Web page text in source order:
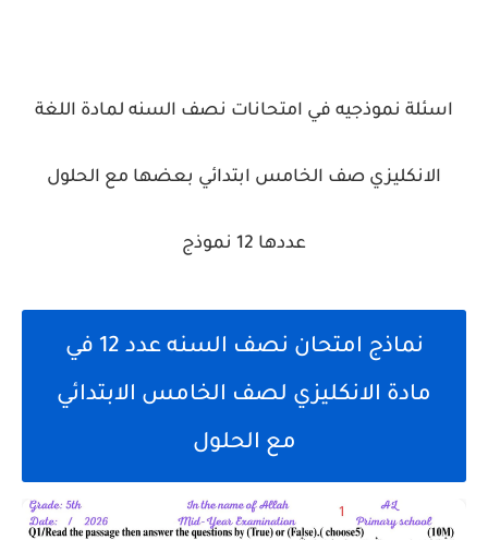
اسئلة نموذجيه في امتحانات نصف السنه لمادة اللغة
الانكليزي صف الخامس ابتدائي بعضها مع الحلول
عددها 12 نموذج
نماذج امتحان نصف السنه عدد 12 في
مادة الانكليزي لصف الخامس الابتدائي
مع الحلول